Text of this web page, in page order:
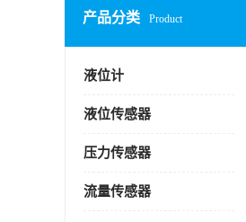
产品分类 Product
液位计
液位传感器
压力传感器
流量传感器